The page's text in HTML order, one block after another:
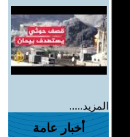
المزيد.....
أخبار عامة